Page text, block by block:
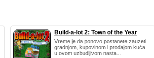
Build-a-lot 2: Town of the Year
Vreme je da ponovo postanete zauzeti
gradnjom, kupovinom i prodajom kuća
u ovom uzbudljivom nasta...